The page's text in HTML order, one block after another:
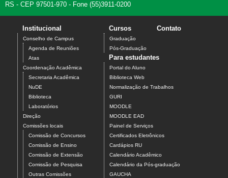
RS - CEP 97501-970 - Fone (55)3911-0200
Institucional
Conselho de Campus
Agenda de Reuniões
Atas
Coordenação Acadêmica
Secretaria Acadêmica
NuDE
Biblioteca
Laboratórios
Direção
Comissões locais
Comissão de Concursos
Comissão de Ensino
Comissão de Extensão
Comissão de Pesquisa
Outras Comissões
Cursos
Graduação
Pós-Graduação
Contato
Para estudantes
Portal do Aluno
Biblioteca Web
Normalização de Trabalhos
GURI
MOODLE
MOODLE EAD
Painel de Serviços
Certificados Eletrônicos
Cardápios RU
Calendário Acadêmico
Calendário da Pós-graduação
GAUCHA